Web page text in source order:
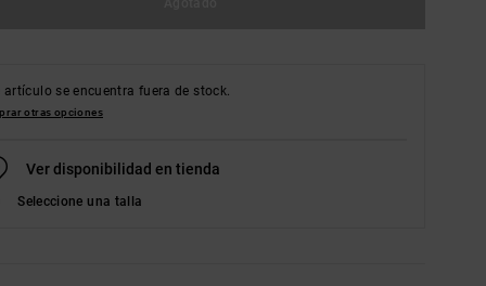
artículo se encuentra fuera de stock.
otras opciones
Ver disponibilidad en tienda
Seleccione una talla